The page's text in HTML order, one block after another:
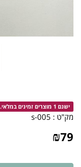
ישנם 1 מוצרים זמינים במלאי.
מק"ט : 005-s
₪79